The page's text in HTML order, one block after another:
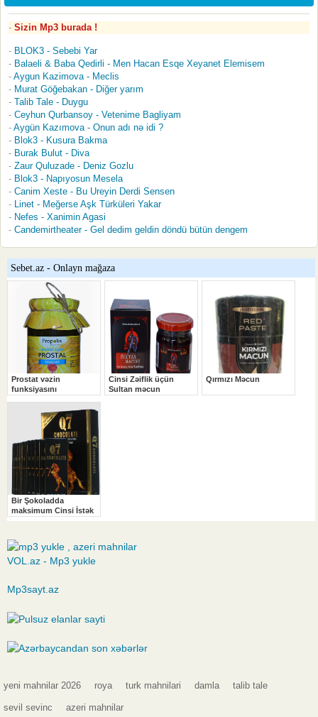
Sizin Mp3 burada !
BLOK3 - Sebebi Yar
Balaeli & Baba Qedirli - Men Hacan Esqe Xeyanet Elemisem
Aygun Kazimova - Meclis
Murat Göğebakan - Diğer yarım
Talib Tale - Duygu
Ceyhun Qurbansoy - Vetenime Bagliyam
Aygün Kazımova - Onun adı nə idi ?
Blok3 - Kusura Bakma
Burak Bulut - Diva
Zaur Quluzade - Deniz Gozlu
Blok3 - Napıyosun Mesela
Canim Xeste - Bu Ureyin Derdi Sensen
Linet - Meğerse Aşk Türküleri Yakar
Nefes - Xanimin Agasi
Candemirtheater - Gel dedim geldin döndü bütün dengem
VOL.az - Mp3 yukle
Mp3sayt.az
yeni mahnilar 2026 roya turk mahnilari damla talib tale
sevil sevinc azeri mahnilar